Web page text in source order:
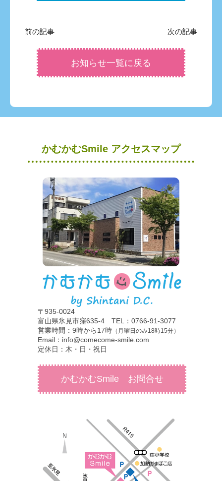
前の記事 次の記事
お知らせ一覧に戻る
かむかむSmile アクセスマップ
〒935-0024
富山県氷見市窪635-4 TEL：0766-91-3077
営業時間：9時から17時 （月曜日のみ18時15分）
Email：info@comecome-smile.com
定休日：木・日・祝日
かむかむSmile お問合せ